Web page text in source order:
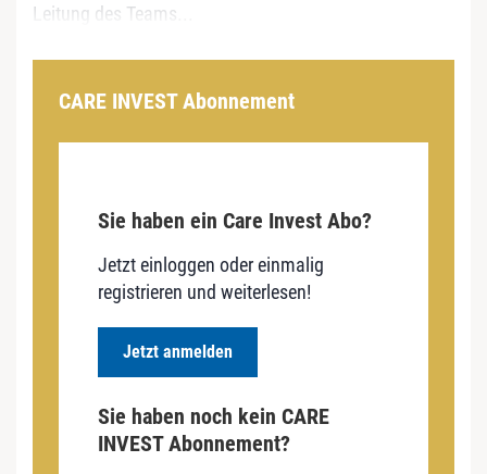
Leitung des Teams...
CARE INVEST Abonnement
Sie haben ein Care Invest Abo?
Jetzt einloggen oder einmalig
registrieren und weiterlesen!
Jetzt anmelden
Sie haben noch kein CARE
INVEST Abonnement?